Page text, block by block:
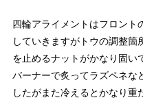
四輪アライメントはフロント
していきますがトウの調整箇
を止めるナットがかなり固い
バーナーで炙ってラズペネな
したがまた冷えるとかなり重